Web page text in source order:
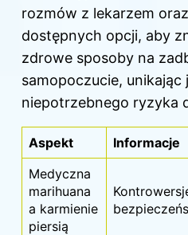
rozmów z lekarzem
dostępnych opcji, aby
zdrowe sposoby na
samopoczucie, unikając
niepotrzebnego ryzyka
Aspekt
Informacje
Medyczna
marihuana
a karmienie
piersią